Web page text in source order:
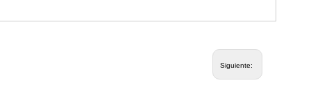
Siguiente: